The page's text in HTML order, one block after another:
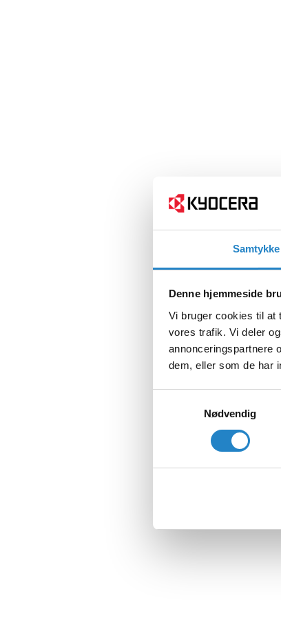
Samtykke
Denne hjemmeside
Vi bruger cookies til at
vores trafik. Vi deler
annonceringspartnere
dem, eller som de har
Nødvendig